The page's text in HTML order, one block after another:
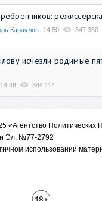
Караулов 14:50 347 350
исчезли родимые
14:48 344 114
«Агентство Политических
Эл. №77-2792
использовании